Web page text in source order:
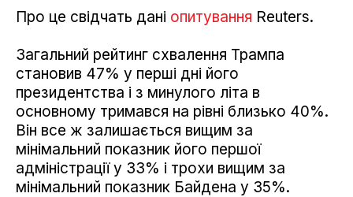
Про це свідчать дані опитування Reuters.
Загальний рейтинг схвалення Трампа
становив 47% у перші дні його
президентства і з минулого літа в
основному тримався на рівні близько 40%.
Він все ж залишається вищим за
мінімальний показник його першої
адміністрації у 33% і трохи вищим за
мінімальний показник Байдена у 35%.